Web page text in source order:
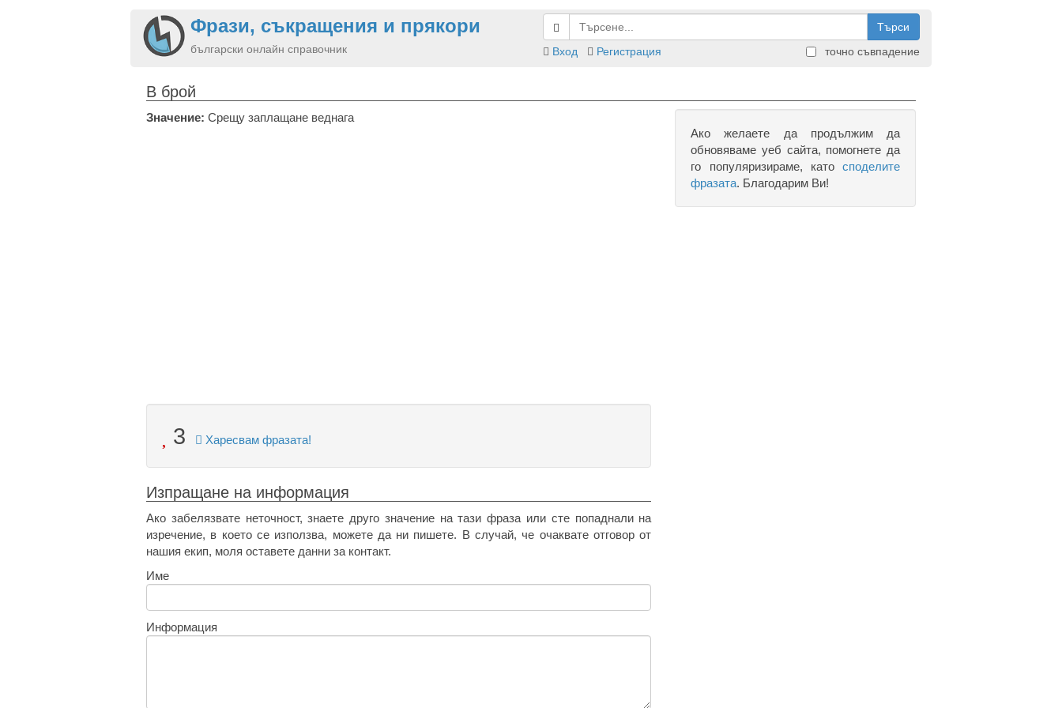
Фрази, съкращения и прякори
български онлайн справочник
Търси
Вход
Регистрация точно съвпадение
В брой
Значение: Срещу заплащане веднага
3 Харесвам фразата!
Изпращане на информация
Ако забелязвате неточност, знаете друго значение на тази фраза или сте попаднали на
изречение, в което се използва, можете да ни пишете. В случай, че очаквате отговор от
нашия екип, моля оставете данни за контакт.
Име
Информация
Ако желаете да продължим да
обновяваме уеб сайта, помогнете да
го популяризираме, като споделите
фразата. Благодарим Ви!